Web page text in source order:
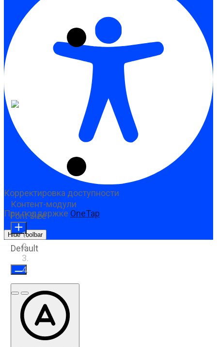
Предыдущий слайд
Следующий слайд
Корректировка доступности
При поддержке OneTap
Hide Toolbar
Контент-модули
Font Size
Default